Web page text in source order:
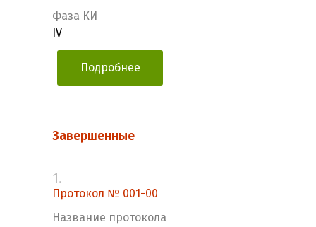
Фаза КИ
IV
Подробнее
Завершенные
1.
Протокол № 001-00
Название протокола